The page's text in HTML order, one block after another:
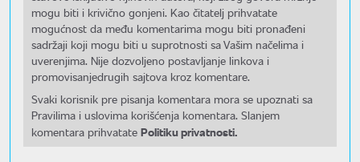
mogu biti i krivično gonjeni. Kao čitatelj prihvatate
mogućnost da među komentarima mogu biti pronađeni
sadržaji koji mogu biti u suprotnosti sa Vašim načelima i
uverenjima. Nije dozvoljeno postavljanje linkova i
promovisanjedrugih sajtova kroz komentare.
Svaki korisnik pre pisanja komentara mora se upoznati sa
Pravilima i uslovima korišćenja komentara. Slanjem
komentara prihvatate Politiku privatnosti.